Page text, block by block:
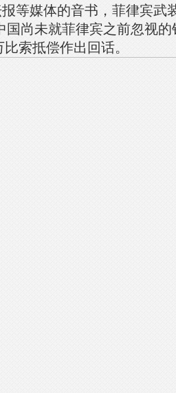
等媒体的音书，菲律宾武
国尚未就菲律宾之前忽视
索抵偿作出回话。